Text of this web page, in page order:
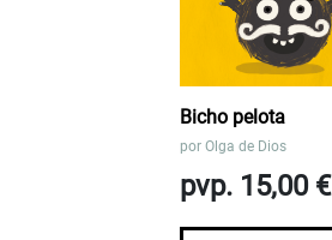
Bicho pelota
por Olga de Dios
pvp. 15,00 €